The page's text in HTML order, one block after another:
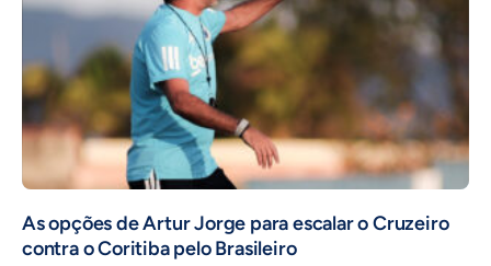
As opções de Artur Jorge para escalar o Cruzeiro
contra o Coritiba pelo Brasileiro